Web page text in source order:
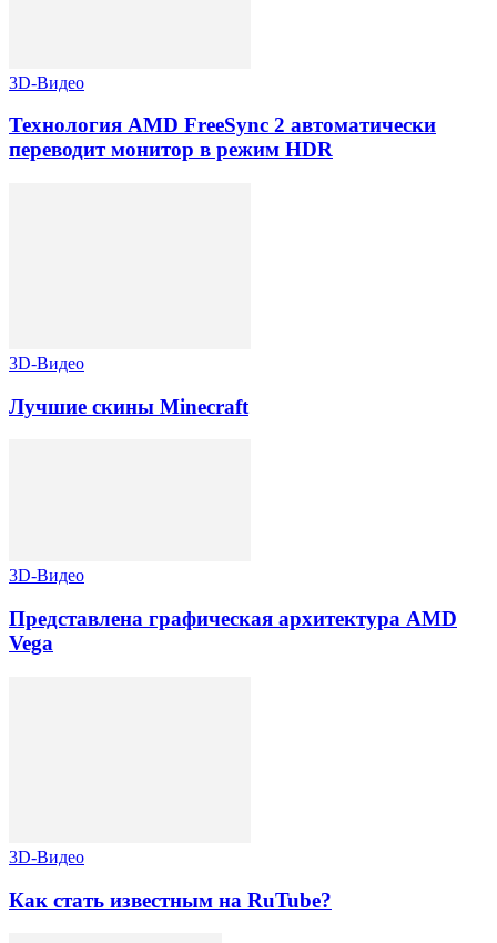
3D-Видео
Технология AMD FreeSync 2 автоматически
переводит монитор в режим HDR
3D-Видео
Лучшие скины Minecraft
3D-Видео
Представлена графическая архитектура AMD
Vega
3D-Видео
Как стать известным на RuTube?